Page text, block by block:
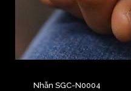
Nhẫn SGC-N0004